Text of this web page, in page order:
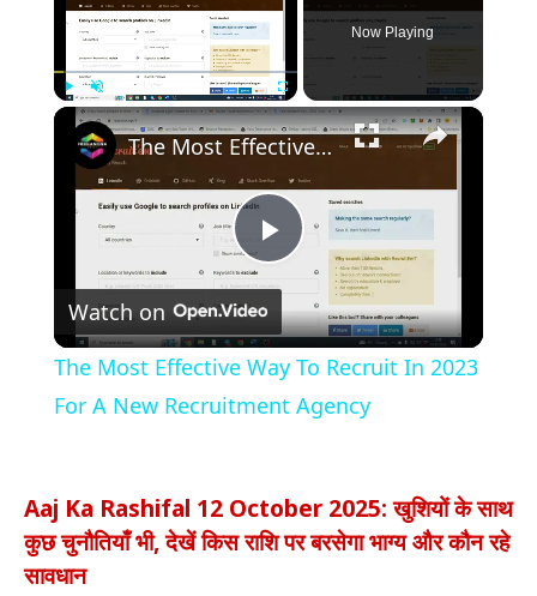
Play Unmute Fullscreen
Now Playing
×
Play
Video
The Most Effective Way To Recruit In 2023 For A New Recruitment Agency
Watch on
The Most Effective Way To Recruit In 2023
For A New Recruitment Agency
Aaj Ka Rashifal 12 October 2025: खुशियों के साथ
कुछ चुनौतियाँ भी, देखें किस राशि पर बरसेगा भाग्य और कौन रहे
सावधान